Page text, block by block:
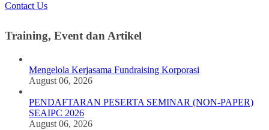
Contact Us
Training, Event dan Artikel
Mengelola Kerjasama Fundraising Korporasi
August 06, 2026
PENDAFTARAN PESERTA SEMINAR (NON-PAPER)
SEAIPC 2026
August 06, 2026